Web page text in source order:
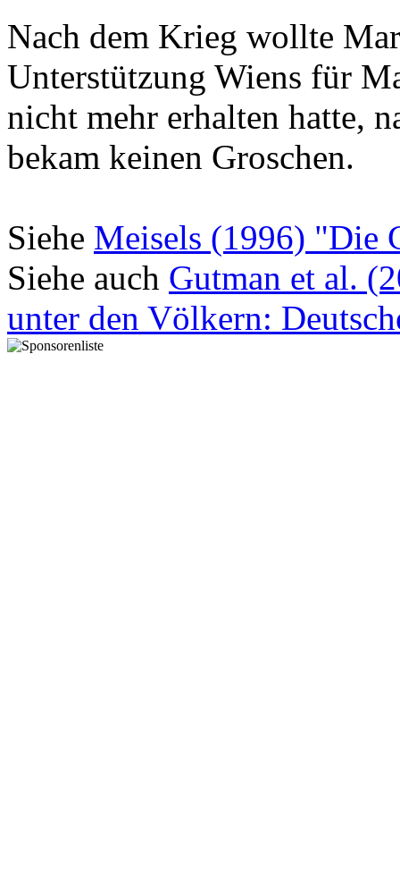
Nach dem Krieg wollte
Unterstützung Wiens für
nicht mehr erhalten hatte,
bekam keinen Groschen.
Siehe Meisels (1996) "Die
Siehe auchGutman et al.
unter den Völkern: